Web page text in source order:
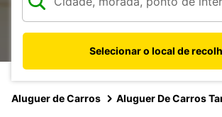
Selecionar o local de
Aluguer de Carros Aluguer De Carros